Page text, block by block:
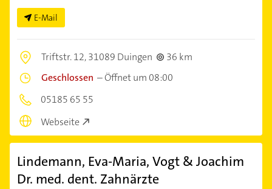
E-Mail
Triftstr. 12,31089 Duingen
36 km
Geschlossen –Öffnet um 08:00
05185 65 55
Webseite
Lindemann, Eva-Maria, Vogt & Joachim
Dr. med. dent. Zahnärzte